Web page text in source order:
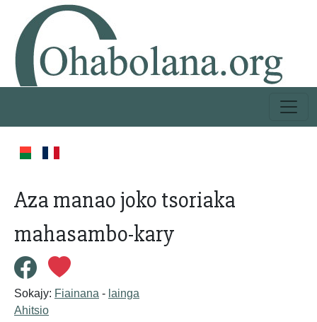
Aza manao joko tsoriaka
mahasambo-kary
Sokajy: Fiainana - lainga
Ahitsio